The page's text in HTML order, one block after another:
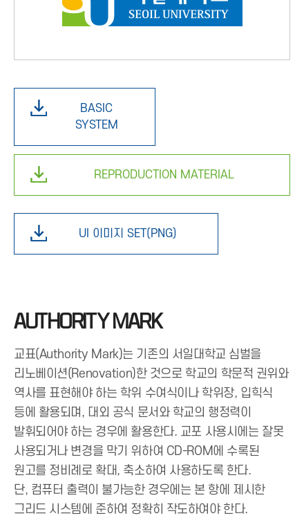
BASIC
SYSTEM
REPRODUCTION MATERIAL
UI 이미지 SET(PNG)
AUTHORITY MARK
교표(Authority Mark)는 기존의 서일대학교 심벌을
리노베이션(Renovation)한 것으로 학교의 학문적 권위와
역사를 표현해야 하는 학위 수여식이나 학위장, 입힉식
등에 활용되며, 대외 공식 문서와 학교의 행정력이
발휘되어야 하는 경우에 활용한다. 교포 사용시에는 잘못
사용되거나 변경을 막기 위하여 CD-ROM에 수록된
원고를 정비례로 확대, 축소하여 사용하도록 한다.
단, 컴퓨터 출력이 불가능한 경우에는 본 항에 제시한
그리드 시스템에 준하여 정확히 작도하여야 한다.